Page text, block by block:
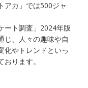
アカ」では500ジャ
ート調査」2024年版
じ、人々の趣味や自
化やトレンドといっ
ります。